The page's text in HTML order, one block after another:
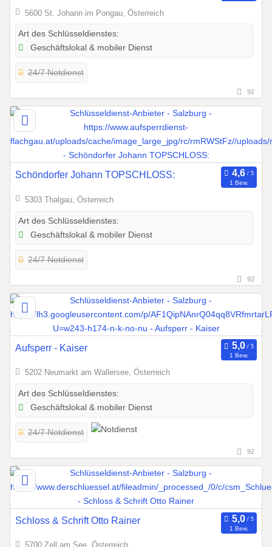
5600 St. Johann im Pongau, Österreich
Art des Schlüsseldienstes:
Geschäftslokal & mobiler Dienst
24/7 Notdienst
92
Schöndorfer Johann TOPSCHLOSS:
1 Bew.
5303 Thalgau, Österreich
Art des Schlüsseldienstes:
Geschäftslokal & mobiler Dienst
24/7 Notdienst
92
Aufsperr - Kaiser
1 Bew.
5202 Neumarkt am Wallersee, Österreich
Art des Schlüsseldienstes:
Geschäftslokal & mobiler Dienst
24/7 Notdienst
92
Schloss & Schrift Otto Rainer
1 Bew.
5700 Zell am See, Österreich